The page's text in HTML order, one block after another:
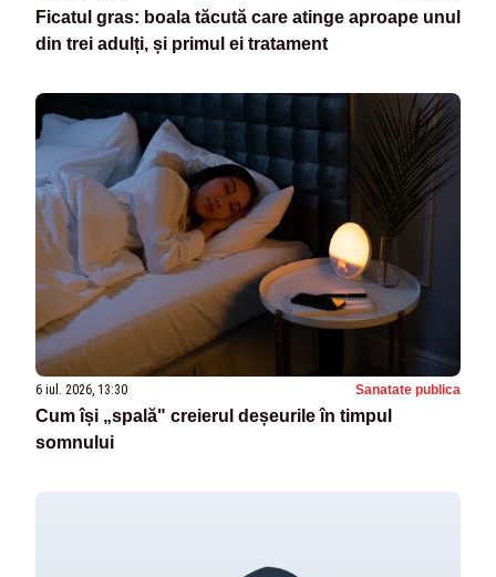
Ficatul gras: boala tăcută care atinge aproape unul
din trei adulți, și primul ei tratament
6 iul. 2026, 13:30 Sanatate publica
Cum își „spală" creierul deșeurile în timpul
somnului